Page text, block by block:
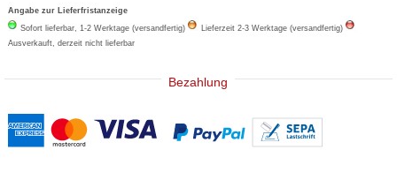
Angabe zur Lieferfristanzeige
Sofort lieferbar, 1-2 Werktage (versandfertig)
Lieferzeit 2-3 Werktage (versandfertig)
Ausverkauft, derzeit nicht lieferbar
Bezahlung